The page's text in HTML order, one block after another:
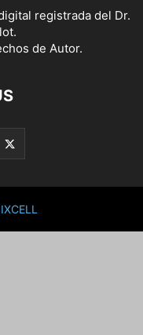
registrada del Dr.
de Autor.